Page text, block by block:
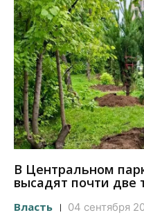
В Центральном
высадят почти две
Власть 04 сентября